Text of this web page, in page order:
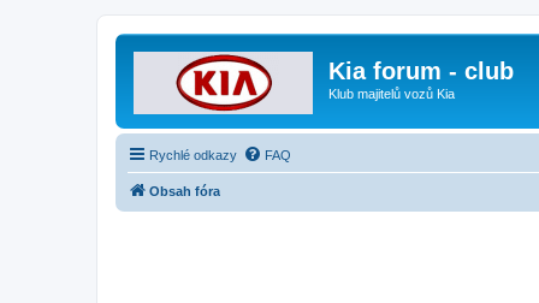
Kia forum - club
Klub majitelů vozů Kia
Rychlé odkazy FAQ
Obsah fóra